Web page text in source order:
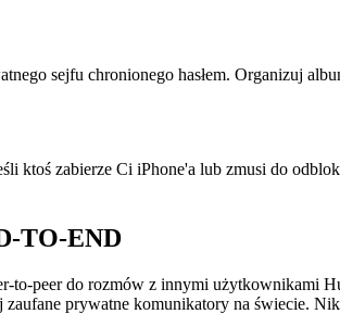
sejfu chronionego hasłem. Organizuj
ktoś zabierze Ci iPhone'a lub zmusi do
TO-END
to-peer do rozmów z innymi użytkownikami
zaufane prywatne komunikatory na świecie.